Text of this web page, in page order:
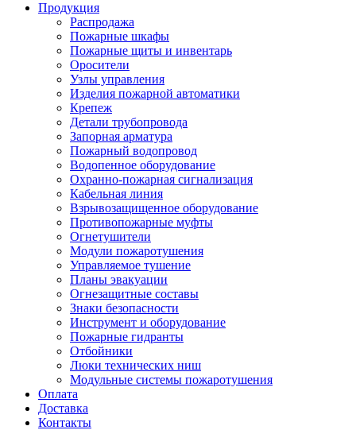
Продукция
Распродажа
Пожарные шкафы
Пожарные щиты и инвентарь
Оросители
Узлы управления
Изделия пожарной автоматики
Крепеж
Детали трубопровода
Запорная арматура
Пожарный водопровод
Водопенное оборудование
Охранно-пожарная сигнализация
Кабельная линия
Взрывозащищенное оборудование
Противопожарные муфты
Огнетушители
Модули пожаротушения
Управляемое тушение
Планы эвакуации
Огнезащитные составы
Знаки безопасности
Инструмент и оборудование
Пожарные гидранты
Отбойники
Люки технических ниш
Модульные системы пожаротушения
Оплата
Доставка
Контакты